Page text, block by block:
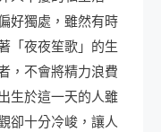
好獨處，雖然有時
「夜夜笙歌」的生
，不會將精力浪費
生於這一天的人雖
卻十分冷峻，讓人